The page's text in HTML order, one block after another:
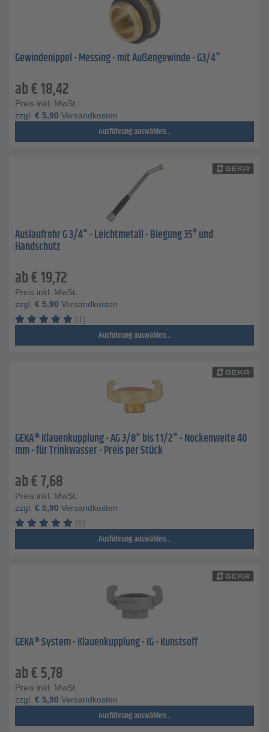
Gewindenippel - Messing - mit Außengewinde - G3/4"
ab€18,42
Preis inkl. MwSt.
zzgl. € 5,90 Versandkosten
Ausführung auswählen...
Auslaufrohr G 3/4" - Leichtmetall - Biegung 35° und
Handschutz
ab€19,72
Preis inkl. MwSt.
zzgl. € 5,90 Versandkosten
(1)
Ausführung auswählen...
GEKA® Klauenkupplung - AG 3/8" bis 1 1/2" - Nockenweite 40
mm - für Trinkwasser - Preis per Stück
ab€7,68
Preis inkl. MwSt.
zzgl. € 5,90 Versandkosten
(5)
Ausführung auswählen...
GEKA® System - Klauenkupplung - IG - Kunstsoff
ab€5,78
Preis inkl. MwSt.
zzgl. € 5,90 Versandkosten
Ausführung auswählen...